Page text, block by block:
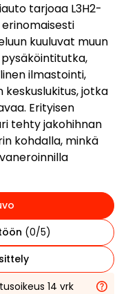
tarjoaa L3H2-
kuuluvat muun
ilmastointi,
jotka
Erityisen
tehty jakohihnan
kohdalla, minkä
(0/5)
14 vrk